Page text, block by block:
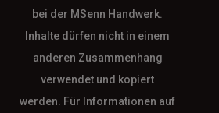
bei der MSenn Handwerk.
Inhalte dürfen nicht in einem
anderen Zusammenhang
verwendet und kopiert
werden. Für Informationen auf